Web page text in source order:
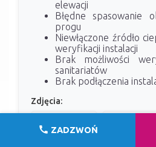
elewacji
Błędne spasowanie
progu
Niewłączone źródło
weryfikacji instalacji
Brak możliwości
sanitariatów
Brak podłączenia
Zdjęcia: